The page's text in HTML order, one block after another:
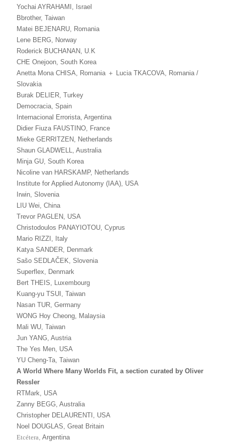
Yochai AYRAHAMI, Israel
Bbrother, Taiwan
Matei BEJENARU, Romania
Lene BERG, Norway
Roderick BUCHANAN, U.K
CHE Onejoon, South Korea
Anetta Mona CHISA, Romania ＋ Lucia TKACOVA, Romania /
Slovakia
Burak DELIER, Turkey
Democracia, Spain
Internacional Errorista, Argentina
Didier Fiuza FAUSTINO, France
Mieke GERRITZEN, Netherlands
Shaun GLADWELL, Australia
Minja GU, South Korea
Nicoline van HARSKAMP, Netherlands
Institute for Applied Autonomy (IAA), USA
Irwin, Slovenia
LIU Wei, China
Trevor PAGLEN, USA
Christodoulos PANAYIOTOU, Cyprus
Mario RIZZI, Italy
Katya SANDER, Denmark
Sašo SEDLAČEK, Slovenia
Superflex, Denmark
Bert THEIS, Luxembourg
Kuang-yu TSUI, Taiwan
Nasan TUR, Germany
WONG Hoy Cheong, Malaysia
Mali WU, Taiwan
Jun YANG, Austria
The Yes Men, USA
YU Cheng-Ta, Taiwan
A World Where Many Worlds Fit, a section curated by Oliver
Ressler
RTMark, USA
Zanny BEGG, Australia
Christopher DELAURENTI, USA
Noel DOUGLAS, Great Britain
Etcétera Argentina